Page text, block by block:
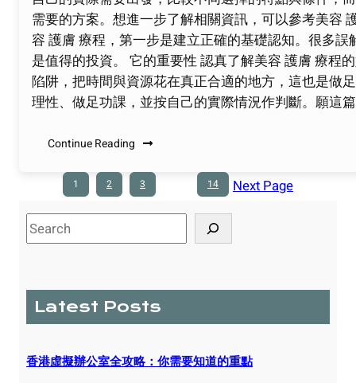
需要的方案。想進一步了解相關資訊，可以參考美容
容 護膚 療程，第一步是建立正確的基礎認知。很多
是值得的投資。 它的重要性 認真了解美容 護膚 療程
陷阱，把時間與資源花在真正合適的地方，這也是做
理性、做足功課，並按自己的實際情況作判斷。願這
Continue Reading
1 2 3 14
Next Page
S
e
h
Latest Posts
香港虛擬辦公室全攻略：你需要知道的重點